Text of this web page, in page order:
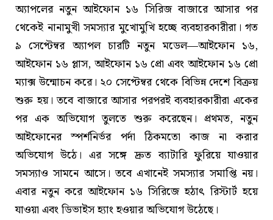
অ্যাপলের নতুন আইফোন ১৬ সিরিজ বাজারে আসার পর
থেকেই নানামুখী সমস্যার মুখোমুখি হচ্ছে ব্যবহারকারীরা। গত
৯ সেপ্টেম্বর অ্যাপল চারটি নতুন মডেল—আইফোন ১৬,
আইফোন ১৬ প্লাস, আইফোন ১৬ প্রো এবং আইফোন ১৬ প্রো
ম্যাক্স উন্মোচন করে। ২০ সেপ্টেম্বর থেকে বিভিন্ন দেশে বিক্রয়
শুরু হয়। তবে বাজারে আসার পরপরই ব্যবহারকারীরা একের
পর এক অভিযোগ তুলতে শুরু করেছেন। প্রথমত, নতুন
আইফোনের স্পর্শনির্ভর পর্দা ঠিকমতো কাজ না করার
অভিযোগ উঠে। এর সঙ্গে দ্রুত ব্যাটারি ফুরিয়ে যাওয়ার
সমস্যাও সামনে আসে। তবে এখানেই সমস্যার সমাপ্তি নয়।
এবার নতুন করে আইফোন ১৬ সিরিজে হঠাৎ রিস্টার্ট হয়ে
যাওয়া এবং ডিভাইস হ্যাং হওয়ার অভিযোগ উঠেছে।